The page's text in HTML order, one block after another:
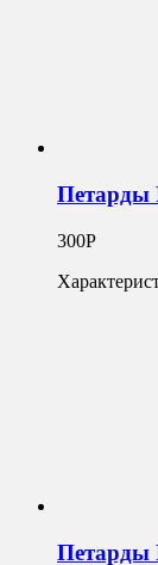
Петарды
300Р
Петарды